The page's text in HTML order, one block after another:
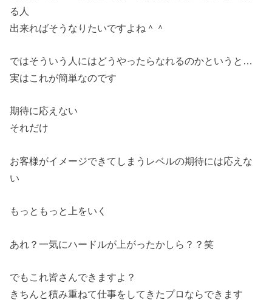
る人
出来ればそうなりたいですよね＾＾
ではそういう人にはどうやったらなれるのかというと…
実はこれが簡単なのです
期待に応えない
それだけ
お客様がイメージできてしまうレベルの期待には応えな
い
もっともっと上をいく
あれ？一気にハードルが上がったかしら？？笑
でもこれ皆さんできますよ？
きちんと積み重ねて仕事をしてきたプロならできます